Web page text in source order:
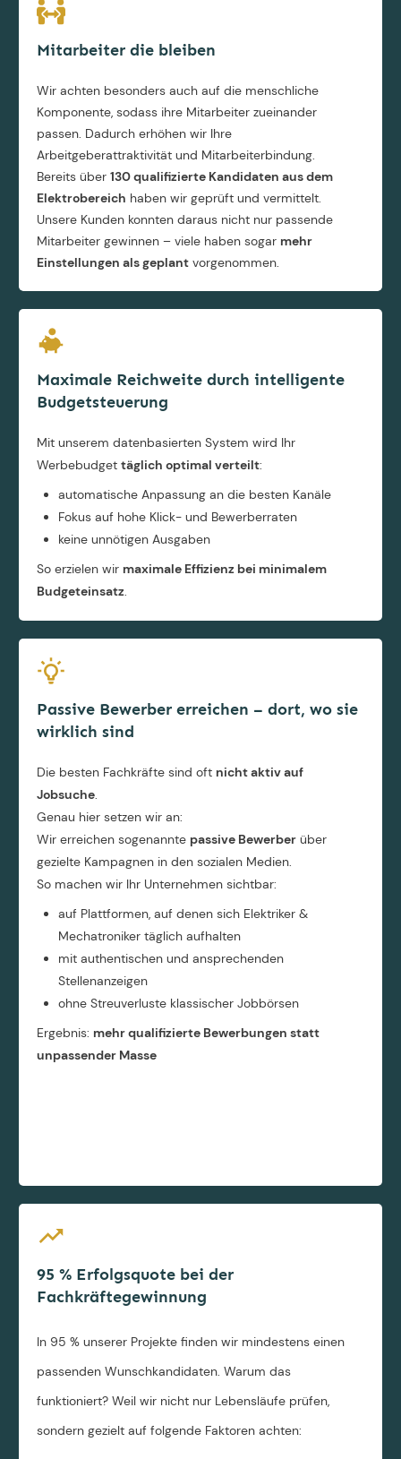
Mitarbeiter die bleiben
Wir achten besonders auch auf die menschliche
Komponente, sodass ihre Mitarbeiter zueinander
passen. Dadurch erhöhen wir Ihre
Arbeitgeberattraktivität und Mitarbeiterbindung.
Bereits über 130 qualifizierte Kandidaten aus dem
Elektrobereich haben wir geprüft und vermittelt.
Unsere Kunden konnten daraus nicht nur passende
Mitarbeiter gewinnen – viele haben sogar mehr
Einstellungen als geplant vorgenommen.
Maximale Reichweite durch intelligente
Budgetsteuerung
Mit unserem datenbasierten System wird Ihr
Werbebudget täglich optimal verteilt:
automatische Anpassung an die besten Kanäle
Fokus auf hohe Klick- und Bewerberraten
keine unnötigen Ausgaben
So erzielen wir maximale Effizienz bei minimalem
Budgeteinsatz.
Passive Bewerber erreichen – dort, wo sie
wirklich sind
Die besten Fachkräfte sind oft nicht aktiv auf
Jobsuche.
Genau hier setzen wir an:
Wir erreichen sogenannte passive Bewerber über
gezielte Kampagnen in den sozialen Medien.
So machen wir Ihr Unternehmen sichtbar:
auf Plattformen, auf denen sich Elektriker &
Mechatroniker täglich aufhalten
mit authentischen und ansprechenden
Stellenanzeigen
ohne Streuverluste klassischer Jobbörsen
Ergebnis: mehr qualifizierte Bewerbungen statt
unpassender Masse
95 % Erfolgsquote bei der
Fachkräftegewinnung
In 95 % unserer Projekte finden wir mindestens einen
passenden Wunschkandidaten. Warum das
funktioniert? Weil wir nicht nur Lebensläufe prüfen,
sondern gezielt auf folgende Faktoren achten: